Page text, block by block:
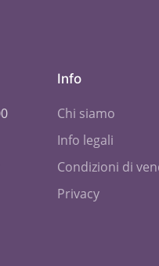
Info
Chi siamo
Info legali
Condizioni di
Privacy